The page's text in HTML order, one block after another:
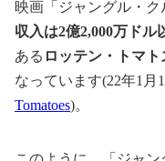
映画「ジャングル・ク
収入は2億2,000万ドル
ある ロッテン・トマ
なっています(22年1月
Tomatoes)。